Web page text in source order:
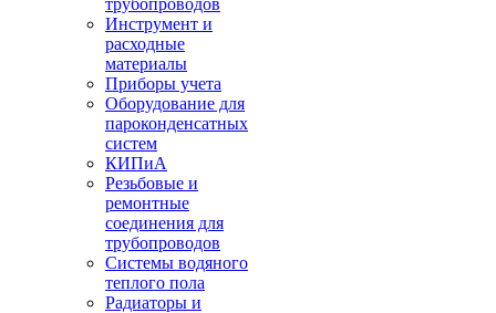
трубопроводов
Инструмент и
расходные
материалы
Приборы учета
Оборудование для
пароконденсатных
систем
КИПиА
Резьбовые и
ремонтные
соединения для
трубопроводов
Системы водяного
теплого пола
Радиаторы и